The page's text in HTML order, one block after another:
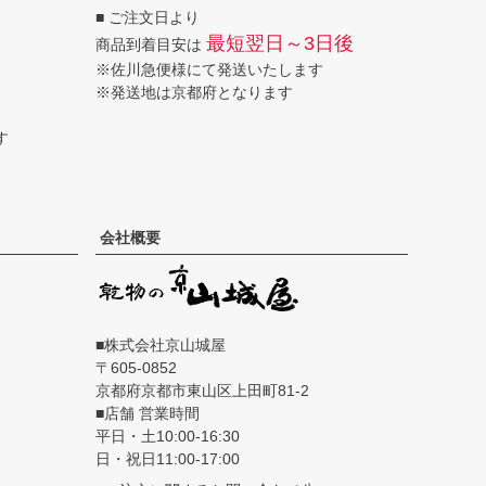
■ ご注文日より
商品到着目安は 最短翌日～3日後
※佐川急便様にて発送いたします
※発送地は京都府となります
会社概要
■株式会社京山城屋
605-0852
京都府京都市東山区上田町81-2
■店舗 営業時間
平日・土10:00-16:30
日・祝日11:00-17:00